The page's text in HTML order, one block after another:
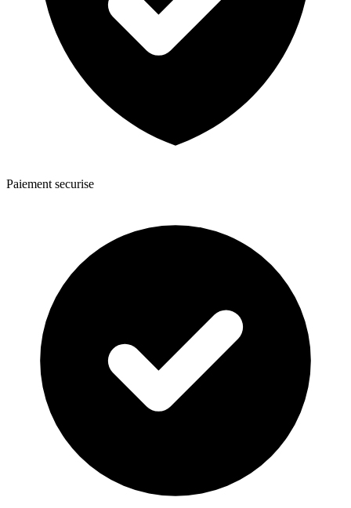
Paiement securise